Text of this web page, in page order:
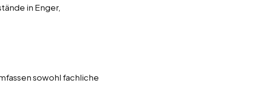
in Enger,
sowohl fachliche